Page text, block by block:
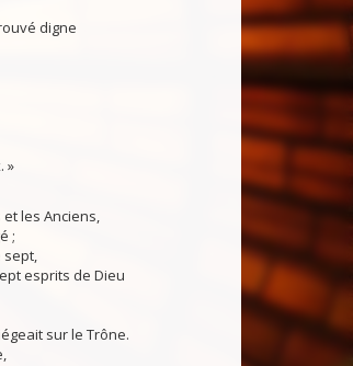
digne
»
les Anciens,
;
sept,
esprits de Dieu
sur le Trône.